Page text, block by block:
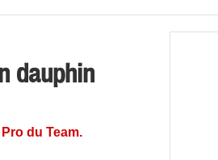
dauphin
du Team.